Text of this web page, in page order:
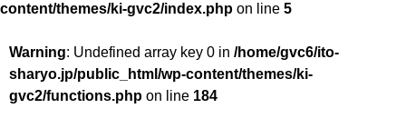
content/themes/ki-gvc2/index.php on line 5
Warning: Undefined array key 0 in /home/gvc6/ito-
sharyo.jp/public_html/wp-content/themes/ki-
gvc2/functions.php on line 184